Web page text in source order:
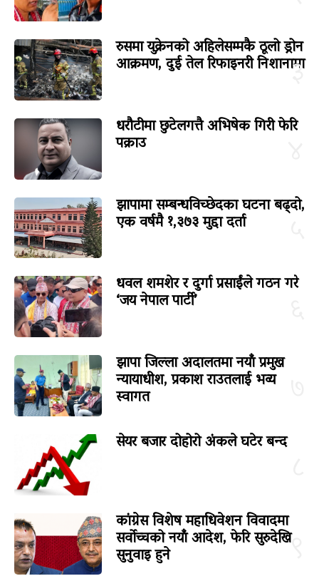
३
रुसमा युक्रेनको अहिलेसम्मकै ठूलो ड्रोन
आक्रमण, दुई तेल रिफाइनरी निशानामा
धरौटीमा छुटेलगत्तै अभिषेक गिरी फेरि
पक्राउ
झापामा सम्बन्धविच्छेदका घटना बढ्दो,
एक वर्षमै १,३७३ मुद्दा दर्ता
धवल शमशेर र दुर्गा प्रसाईंले गठन गरे
‘जय नेपाल पार्टी’
झापा जिल्ला अदालतमा नयाँ प्रमुख
न्यायाधीश, प्रकाश राउतलाई भव्य
स्वागत
सेयर बजार दोहोरो अंकले घटेर बन्द
९
कांग्रेस विशेष महाधिवेशन विवादमा
सर्वोच्चको नयाँ आदेश, फेरि सुरुदेखि
सुनुवाइ हुने